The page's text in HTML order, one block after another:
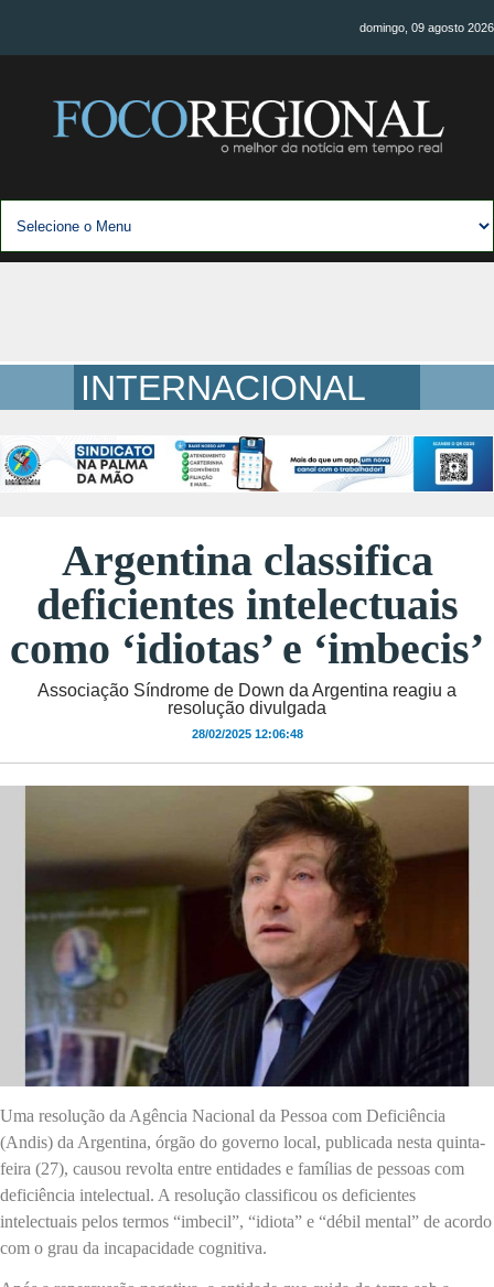
domingo, 09 agosto 2026
INTERNACIONAL
Argentina classifica
deficientes intelectuais
como ‘idiotas’ e ‘imbecis’
Associação Síndrome de Down da Argentina reagiu a
resolução divulgada
28/02/2025 12:06:48
Uma resolução da Agência Nacional da Pessoa com Deficiência
(Andis) da Argentina, órgão do governo local, publicada nesta quinta-
feira (27), causou revolta entre entidades e famílias de pessoas com
deficiência intelectual. A resolução classificou os deficientes
intelectuais pelos termos “imbecil”, “idiota” e “débil mental” de acordo
com o grau da incapacidade cognitiva.